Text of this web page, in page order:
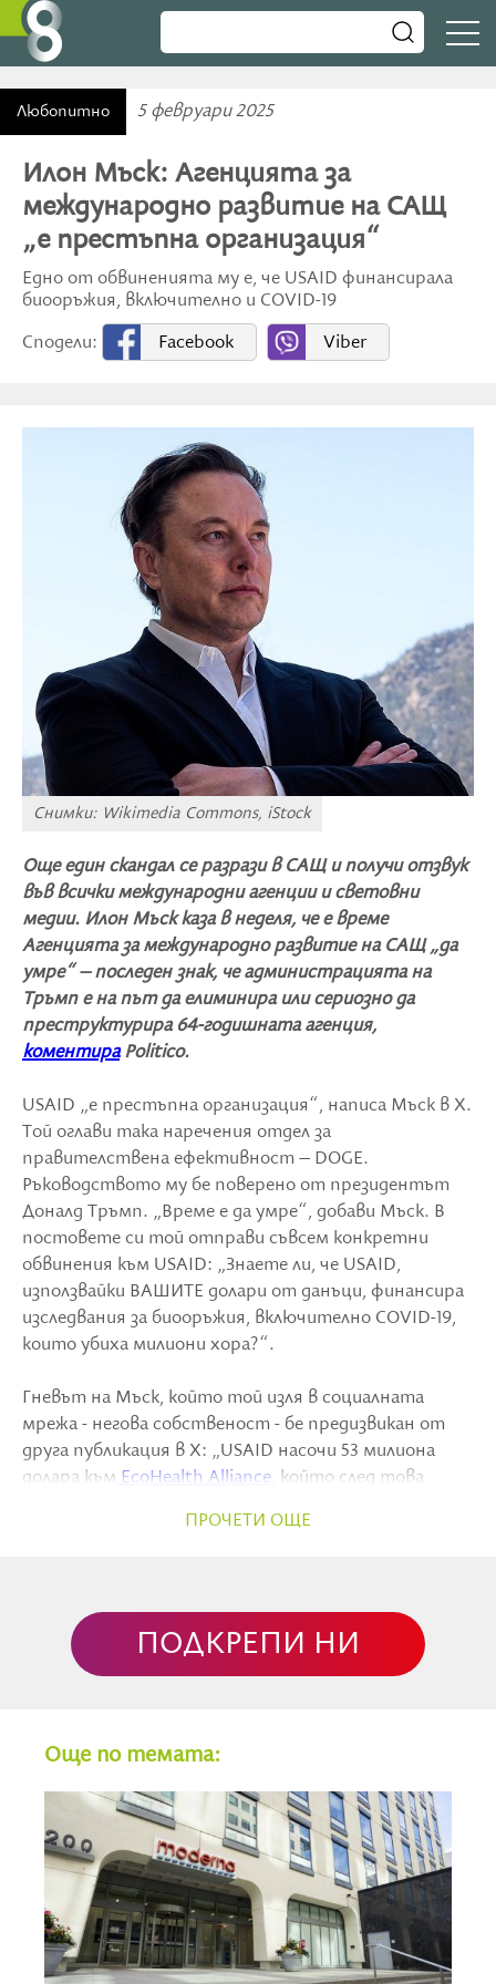
Любопитно 5 февруари 2025
Илон Мъск: Агенцията за
международно развитие на САЩ
„е престъпна организация“
Едно от обвиненията му е, че USAID финансирала
биооръжия, включително и COVID-19
Сподели:
Facebook Viber
Снимки: Wikimedia Commons, iStock
Още един скандал се разрази в САЩ и получи отзвук
във всички международни агенции и световни
медии. Илон Мъск каза в неделя, че е време
Агенцията за международно развитие на САЩ „да
умре“ – последен знак, че администрацията на
Тръмп е на път да елиминира или сериозно да
преструктурира 64-годишната агенция,
коментираPolitico.
USAID „е престъпна организация“, написа Мъск в X.
Той оглави така наречения отдел за
правителствена ефективност – DOGE.
Ръководството му бе поверено от президентът
Доналд Тръмп. „Време е да умре“, добави Мъск. В
постовете си той отправи съвсем конкретни
обвинения към USAID: „Знаете ли, че USAID,
използвайки ВАШИТЕ долари от данъци, финансира
изследвания за биооръжия, включително COVID-19,
които убиха милиони хора?“.
Гневът на Мъск, който той изля в социалната
мрежа - негова собственост - бе предизвикан от
друга публикация в Х: „USAID насочи 53 милиона
долара към EcoHealth Alliance , който след това
за да подкрепи изследването за увеличаване на
създаването на COVID 19“,уточнява
Freepressjournal.
агенцията ще бъде контролирана по-изкъсо и за нея
ще отговаря държавният секретар Марко Рубио.
Мъск обясни, че ще работи плътно с Рубио, „за да се
увери, че има подходящо командване и контрол на
тези агенции“, защото сега само между 10 до 30
процента от американското финансиране за
развитие, управлявано от USAID, всъщност отива
за помощи. Експертите по хуманитарна помощ
подложиха тези числа на ожесточен дебат.
ПРОЧЕТИ ОЩЕ
ПОДКРЕПИ НИ
Още по темата: